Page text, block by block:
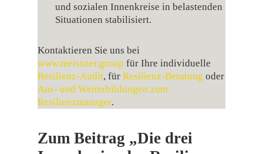
und sozialen Innenkreise in belastenden
Situationen stabilisiert.
Kontaktieren Sie uns bei
www.meissner.group für Ihre individuelle
Resilienz-Audit, fürResilienz-Beratung oder
Aus- und Weiterbildungen zum
Resilienzmanager.
Zum Beitrag „Die drei